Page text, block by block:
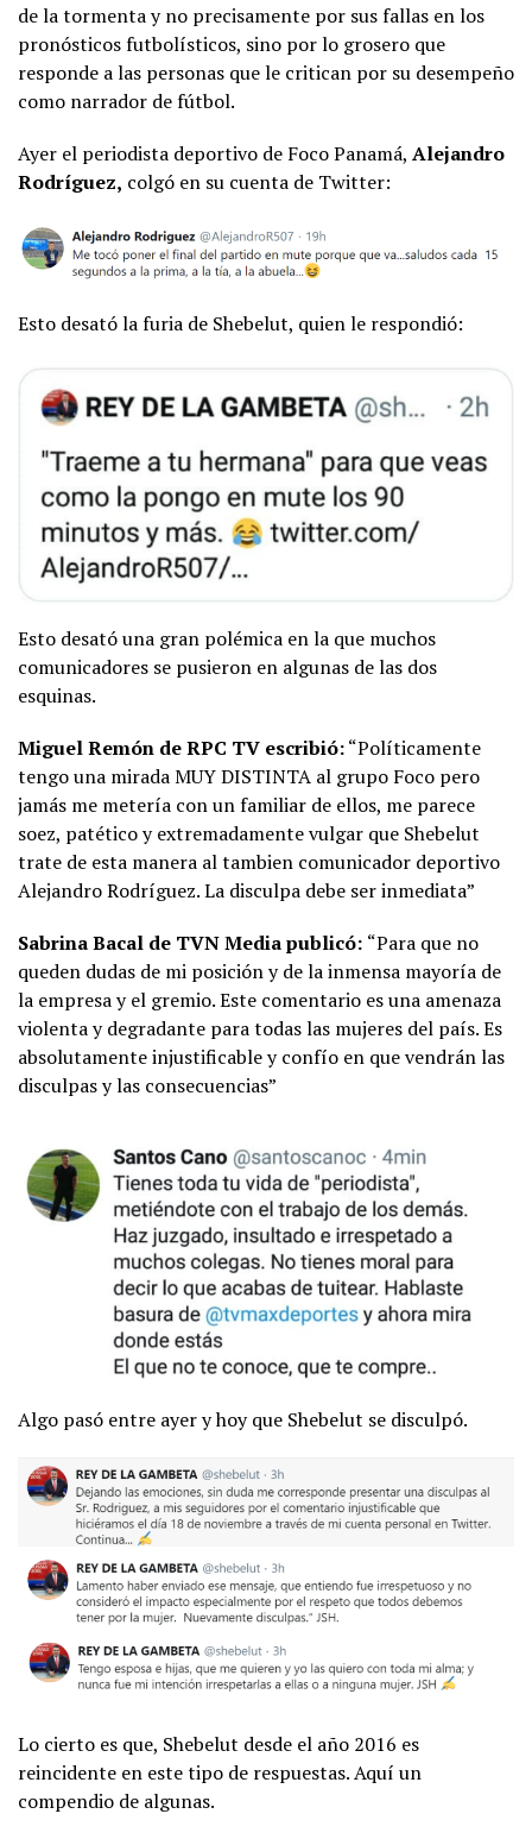
de la tormenta y no precisamente por sus fallas en los
pronósticos futbolísticos, sino por lo grosero que
responde a las personas que le critican por su desempeño
como narrador de fútbol.
Ayer el periodista deportivo de Foco Panamá, Alejandro
Rodríguez, colgó en su cuenta de Twitter:
Esto desató la furia de Shebelut, quien le respondió:
Esto desató una gran polémica en la que muchos
comunicadores se pusieron en algunas de las dos
esquinas.
Miguel Remón de RPC TV escribió:“Políticamente
tengo una mirada MUY DISTINTA al grupo Foco pero
jamás me metería con un familiar de ellos, me parece
soez, patético y extremadamente vulgar que Shebelut
trate de esta manera al tambien comunicador deportivo
Alejandro Rodríguez. La disculpa debe ser inmediata”
Sabrina Bacal de TVN Media publicó: “Para que no
queden dudas de mi posición y de la inmensa mayoría de
la empresa y el gremio. Este comentario es una amenaza
violenta y degradante para todas las mujeres del país. Es
absolutamente injustificable y confío en que vendrán las
disculpas y las consecuencias”
Algo pasó entre ayer y hoy que Shebelut se disculpó.
Lo cierto es que, Shebelut desde el año 2016 es
reincidente en este tipo de respuestas. Aquí un
compendio de algunas.